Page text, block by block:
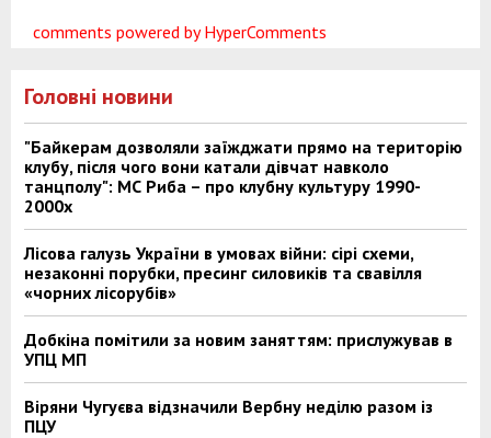
comments powered by HyperComments
Головні новини
"Байкерам дозволяли заїжджати прямо на територію
клубу, після чого вони катали дівчат навколо
танцполу": МС Риба – про клубну культуру 1990-
2000х
Лісова галузь України в умовах війни: сірі схеми,
незаконні порубки, пресинг силовиків та свавілля
«чорних лісорубів»
Добкіна помітили за новим заняттям: прислужував в
УПЦ МП
Віряни Чугуєва відзначили Вербну неділю разом із
ПЦУ